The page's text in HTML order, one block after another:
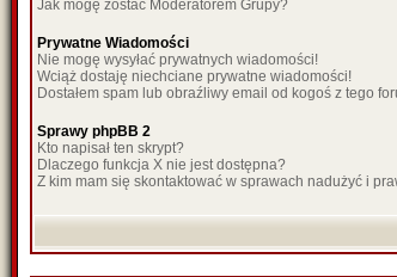
Jak mogę zostać Moderatorem Grupy?
Prywatne Wiadomości
Nie mogę wysyłać prywatnych wiadomości!
Wciąż dostaję niechciane prywatne wiadomości!
Dostałem spam lub obraźliwy email od kogoś z tego
Sprawy phpBB 2
Kto napisał ten skrypt?
Dlaczego funkcja X nie jest dostępna?
Z kim mam się skontaktować w sprawach nadużyć i